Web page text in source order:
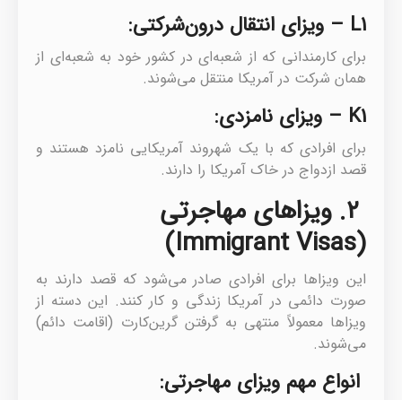
L1 – ویزای انتقال درون‌شرکتی:
برای کارمندانی که از شعبه‌ای در کشور خود به شعبه‌ای از
همان شرکت در آمریکا منتقل می‌شوند.
K1 – ویزای نامزدی:
برای افرادی که با یک شهروند آمریکایی نامزد هستند و
قصد ازدواج در خاک آمریکا را دارند.
۲. ویزاهای مهاجرتی
(Immigrant Visas)
این ویزاها برای افرادی صادر می‌شود که قصد دارند به
صورت دائمی در آمریکا زندگی و کار کنند. این دسته از
ویزاها معمولاً منتهی به گرفتن گرین‌کارت (اقامت دائم)
می‌شوند.
انواع مهم ویزای مهاجرتی: